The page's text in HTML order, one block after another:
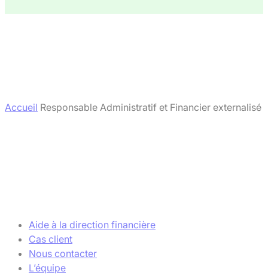
Accueil Responsable Administratif et Financier externalisé
Aide à la direction financière
Cas client
Nous contacter
L’équipe